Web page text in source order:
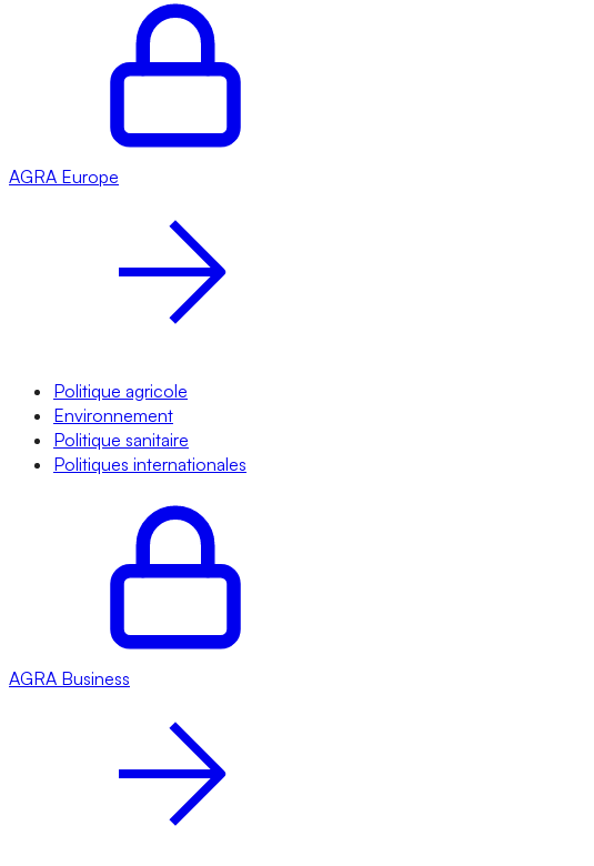
AGRA Europe
Politique agricole
Environnement
Politique sanitaire
Politiques internationales
AGRA Business